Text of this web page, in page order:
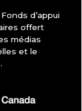
d’appui
offert
médias
et le